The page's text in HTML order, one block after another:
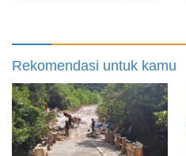
Rekomendasi untuk kamu